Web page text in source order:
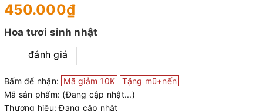
450.000₫
Hoa tươi sinh nhật
đánh giá
Bấm để nhận: Mã giảm 10K
Tặng mũ+nến
Mã sản phẩm: (Đang cập nhật...)
Thương hiệu: Đang cập nhật